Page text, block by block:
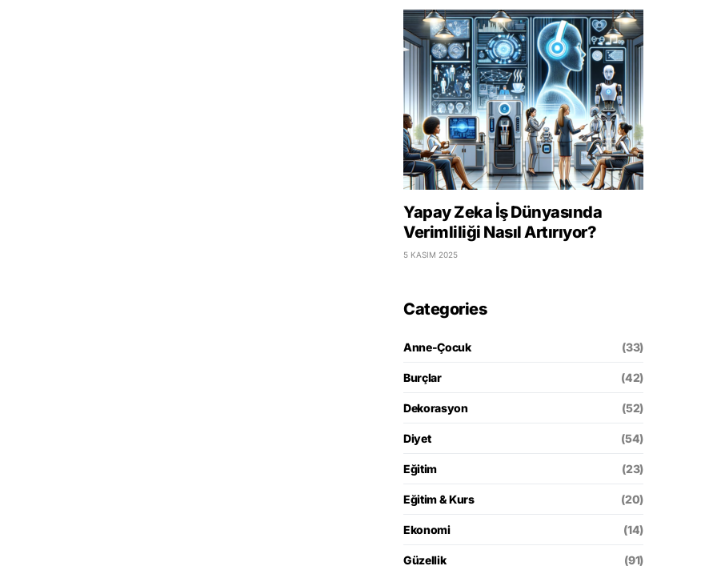
Yapay Zeka İş Dünyasında
Verimliliği Nasıl Artırıyor?
5 KASIM 2025
Categories
Anne-Çocuk (33)
Burçlar (42)
Dekorasyon (52)
Diyet (54)
Eğitim (23)
Eğitim & Kurs (20)
Ekonomi (14)
Güzellik (91)